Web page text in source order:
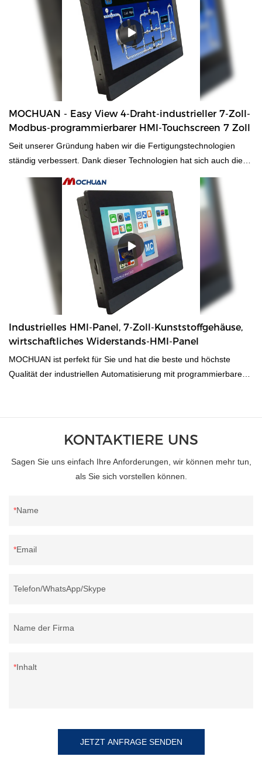
Controller .
MOCHUAN - Easy View 4-Draht-industrieller 7-Zoll-
Modbus-programmierbarer HMI-Touchscreen 7 Zoll
Seit unserer Gründung haben wir die Fertigungstechnologien
ständig verbessert. Dank dieser Technologien hat sich auch die
Produktleistung stark verbessert. Es hat eine breite Anwendung
und ist jetzt in den Bereichen Touchscreen-Monitore zu finden.
Industrielles HMI-Panel, 7-Zoll-Kunststoffgehäuse,
wirtschaftliches Widerstands-HMI-Panel
MOCHUAN ist perfekt für Sie und hat die beste und höchste
Qualität der industriellen Automatisierung mit programmierbarem
Sie nicht, unsere Produkte sind perfekt für Sie und bieten Ihnen
den perfekten Preis und die perfekte Qualität.
KONTAKTIERE UNS
Sagen Sie uns einfach Ihre Anforderungen, wir können mehr tun,
als Sie sich vorstellen können.
Name
Email
Telefon/WhatsApp/Skype
Name der Firma
Inhalt
JETZT ANFRAGE SENDEN